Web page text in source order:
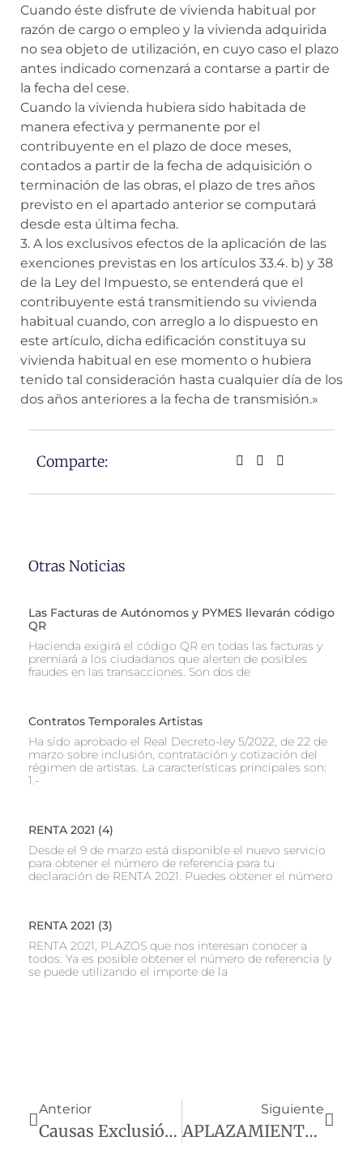
Cuando éste disfrute de vivienda habitual por
razón de cargo o empleo y la vivienda adquirida
no sea objeto de utilización, en cuyo caso el plazo
antes indicado comenzará a contarse a partir de
la fecha del cese.
Cuando la vivienda hubiera sido habitada de
manera efectiva y permanente por el
contribuyente en el plazo de doce meses,
contados a partir de la fecha de adquisición o
terminación de las obras, el plazo de tres años
previsto en el apartado anterior se computará
desde esta última fecha.
3. A los exclusivos efectos de la aplicación de las
exenciones previstas en los artículos 33.4. b) y 38
de la Ley del Impuesto, se entenderá que el
contribuyente está transmitiendo su vivienda
habitual cuando, con arreglo a lo dispuesto en
este artículo, dicha edificación constituya su
vivienda habitual en ese momento o hubiera
tenido tal consideración hasta cualquier día de los
dos años anteriores a la fecha de transmisión.»
Comparte:
Otras Noticias
Las Facturas de Autónomos y PYMES llevarán código
QR
Hacienda exigirá el código QR en todas las facturas y
premiará a los ciudadanos que alerten de posibles
fraudes en las transacciones. Son dos de
Contratos Temporales Artistas
Ha sido aprobado el Real Decreto-ley 5/2022, de 22 de
marzo sobre inclusión, contratación y cotización del
régimen de artistas. La características principales son:
1.-
RENTA 2021 (4)
Desde el 9 de marzo está disponible el nuevo servicio
para obtener el número de referencia para tu
declaración de RENTA 2021. Puedes obtener el número
RENTA 2021 (3)
RENTA 2021, PLAZOS que nos interesan conocer a
todos: Ya es posible obtener el número de referencia (y
se puede utilizando el importe de la
Anterior
Causas Exclusión de Estimación Objetiva (Módulos) IRPF
Siguiente
APLAZAMIENTO DE LAS RETENCIONES DE PERSONAL